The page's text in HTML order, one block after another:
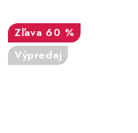
60 %
Výpredaj